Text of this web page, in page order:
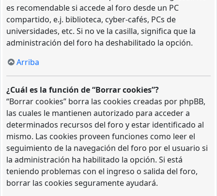
es recomendable si accede al foro desde un PC
compartido, e.j. biblioteca, cyber-cafés, PCs de
universidades, etc. Si no ve la casilla, significa que la
administración del foro ha deshabilitado la opción.
Arriba
¿Cuál es la función de “Borrar cookies”?
“Borrar cookies” borra las cookies creadas por phpBB,
las cuales le mantienen autorizado para acceder a
determinados recursos del foro y estar identificado al
mismo. Las cookies proveen funciones como leer el
seguimiento de la navegación del foro por el usuario si
la administración ha habilitado la opción. Si está
teniendo problemas con el ingreso o salida del foro,
borrar las cookies seguramente ayudará.